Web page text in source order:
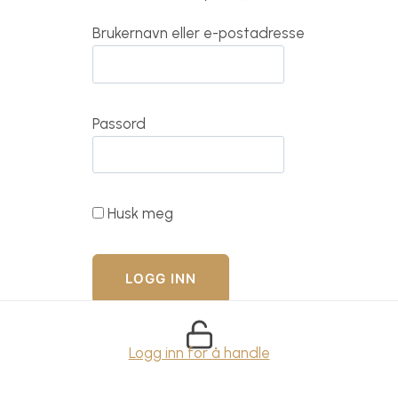
Brukernavn eller e-postadresse
Passord
Husk meg
Logg inn for å handle